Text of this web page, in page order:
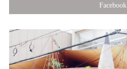
Facebook